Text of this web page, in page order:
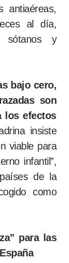
antiaéreas,
al día,
sótanos y
bajo cero,
son
los efectos
insiste
viable para
infantil”,
de la
como
para las